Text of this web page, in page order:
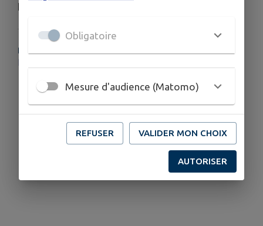
PLUS D'INFORMATIONS
Obligatoire
Mesure d'audience (Matomo)
REFUSER VALIDER MON CHOIX
AUTORISER